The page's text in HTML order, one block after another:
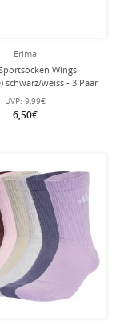
Erima
Wings
schwarz/weiss - 3 Paar
UVP: 9,99€
6,50€